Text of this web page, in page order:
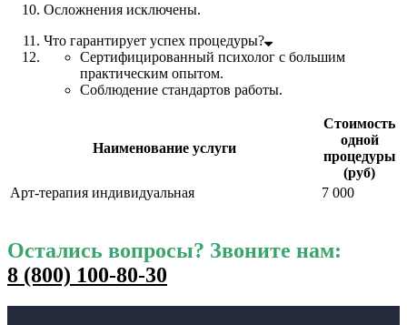
Осложнения исключены.
Что гарантирует успех процедуры?
Сертифицированный психолог с большим
практическим опытом.
Соблюдение стандартов работы.
Наименование услуги
Стоимость
одной
процедуры
(руб)
Арт-терапия индивидуальная
7 000
Остались вопросы? Звоните нам:
8 (800) 100-80-30